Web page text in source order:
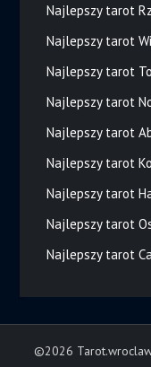
Najlepszy tarot
Najlepszy tarot
Najlepszy tarot
Najlepszy tarot
Najlepszy tarot
Najlepszy tarot
Najlepszy tarot
Najlepszy tarot
Najlepszy tarot
©2026